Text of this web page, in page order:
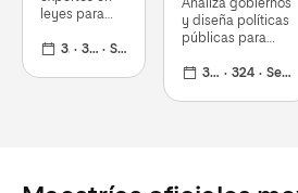
leyes para
ámbitos
3 años 324 Septiembre 2026
Analiza gobiernos
y diseña políticas
públicas para
estatal
3 años 324 Septiembre 2026